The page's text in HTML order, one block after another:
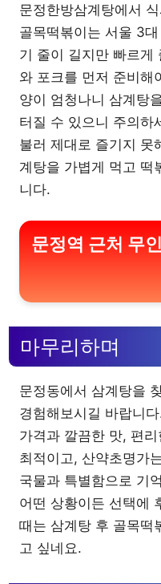
문정한방삼계탕에서
골목떡볶이는 서울 3
기 줄이 길지만 빠르게
와 포크를 먼저 준비해
양이 엄청나니 삼계탕
터질 수 있으니 주의하
불러 제대로 즐기지 못
계탕을 가볍게 먹고 떡
니다.
문정역 근처 무
마무리하며
문정동에서 삼계탕을
경험해보시길 바랍니
가격과 깔끔한 맛, 편
최적이고, 산약초명가
국물과 특별함으로 기
어떤 상황이든 선택에
때는 삼계탕 후 골목떡
고 싶네요.